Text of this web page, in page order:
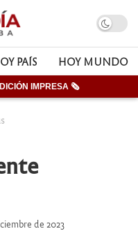
PAÍS HOY MUNDO
IMPRESA 🗞
de 2023